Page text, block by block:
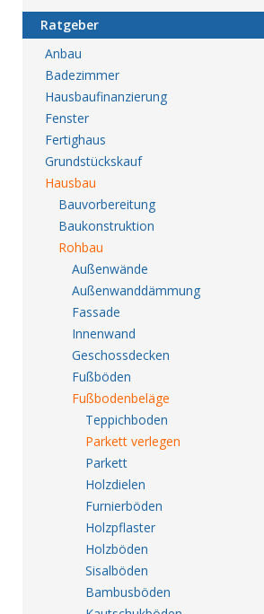
Ratgeber
Anbau
Badezimmer
Hausbaufinanzierung
Fenster
Fertighaus
Grundstückskauf
Hausbau
Bauvorbereitung
Baukonstruktion
Rohbau
Außenwände
Außenwanddämmung
Fassade
Innenwand
Geschossdecken
Fußböden
Fußbodenbeläge
Teppichboden
Parkett verlegen
Parkett
Holzdielen
Furnierböden
Holzpflaster
Holzböden
Sisalböden
Bambusböden